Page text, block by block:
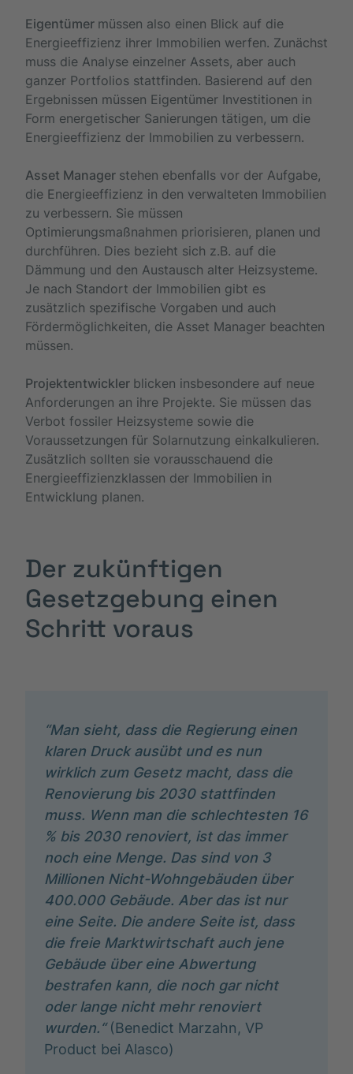
Eigentümer müssen also einen Blick auf die
Energieeffizienz ihrer Immobilien werfen. Zunächst
muss die Analyse einzelner Assets, aber auch
ganzer Portfolios stattfinden. Basierend auf den
Ergebnissen müssen Eigentümer Investitionen in
Form energetischer Sanierungen tätigen, um die
Energieeffizienz der Immobilien zu verbessern.
Asset Manager stehen ebenfalls vor der Aufgabe,
die Energieeffizienz in den verwalteten Immobilien
zu verbessern. Sie müssen
Optimierungsmaßnahmen priorisieren, planen und
durchführen. Dies bezieht sich z.B. auf die
Dämmung und den Austausch alter Heizsysteme.
Je nach Standort der Immobilien gibt es
zusätzlich spezifische Vorgaben und auch
Fördermöglichkeiten, die Asset Manager beachten
müssen.
Projektentwickler blicken insbesondere auf neue
Anforderungen an ihre Projekte. Sie müssen das
Verbot fossiler Heizsysteme sowie die
Voraussetzungen für Solarnutzung einkalkulieren.
Zusätzlich sollten sie vorausschauend die
Energieeffizienzklassen der Immobilien in
Entwicklung planen.
Der zukünftigen
Gesetzgebung einen
Schritt voraus
“Man sieht, dass die Regierung einen
klaren Druck ausübt und es nun
wirklich zum Gesetz macht, dass die
Renovierung bis 2030 stattfinden
muss. Wenn man die schlechtesten 16
% bis 2030 renoviert, ist das immer
noch eine Menge. Das sind von 3
Millionen Nicht-Wohngebäuden über
400.000 Gebäude. Aber das ist nur
eine Seite. Die andere Seite ist, dass
die freie Marktwirtschaft auch jene
Gebäude über eine Abwertung
bestrafen kann, die noch gar nicht
oder lange nicht mehr renoviert
wurden.“(Benedict Marzahn, VP
Product bei Alasco)